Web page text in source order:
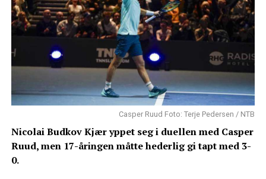
Casper Ruud Foto: Terje Pedersen / NTB
Nicolai Budkov Kjær yppet seg i duellen med Casper
Ruud, men 17-åringen måtte hederlig gi tapt med 3-
0.